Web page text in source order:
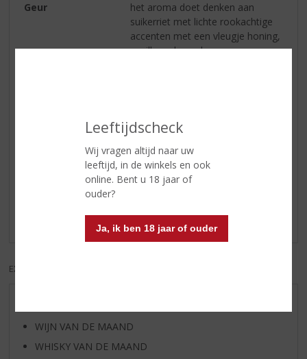
Leeftijdscheck
Wij vragen altijd naar uw
leeftijd, in de winkels en ook
online. Bent u 18 jaar of
ouder?
Ja, ik ben 18 jaar of ouder
Geur
het aroma doet denken aan
suikerriet met lichte rookachtige
accenten met een vleugje honing,
vanille en kaneel
Reviews
Schrijf een review
EXCL. BTW
WIJN VAN DE MAAND
WHISKY VAN DE MAAND